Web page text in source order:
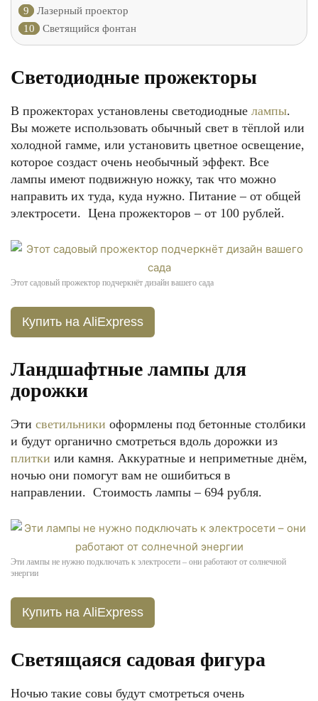
9
Лазерный проектор
10
Светящийся фонтан
Светодиодные прожекторы
В прожекторах установлены светодиодные лампы.
Вы можете использовать обычный свет в тёплой или
холодной гамме, или установить цветное освещение,
которое создаст очень необычный эффект. Все
лампы имеют подвижную ножку, так что можно
направить их туда, куда нужно. Питание – от общей
электросети. Цена прожекторов – от 100 рублей.
Этот садовый прожектор подчеркнёт дизайн вашего сада
Купить на AliExpress
Ландшафтные лампы для
дорожки
Эти светильники оформлены под бетонные столбики
и будут органично смотреться вдоль дорожки из
плитки или камня. Аккуратные и неприметные днём,
ночью они помогут вам не ошибиться в
направлении. Стоимость лампы – 694 рубля.
Эти лампы не нужно подключать к электросети – они работают от солнечной
энергии
Купить на AliExpress
Светящаяся садовая фигура
Ночью такие совы будут смотреться очень